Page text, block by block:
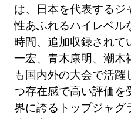
は、日本を代表するジ
性あふれるハイレベ
時間、追加収録され
一宏、青木康明、潮木
も国内外の大会で活
つ存在感で高い評価を
界に誇るトップジャグ